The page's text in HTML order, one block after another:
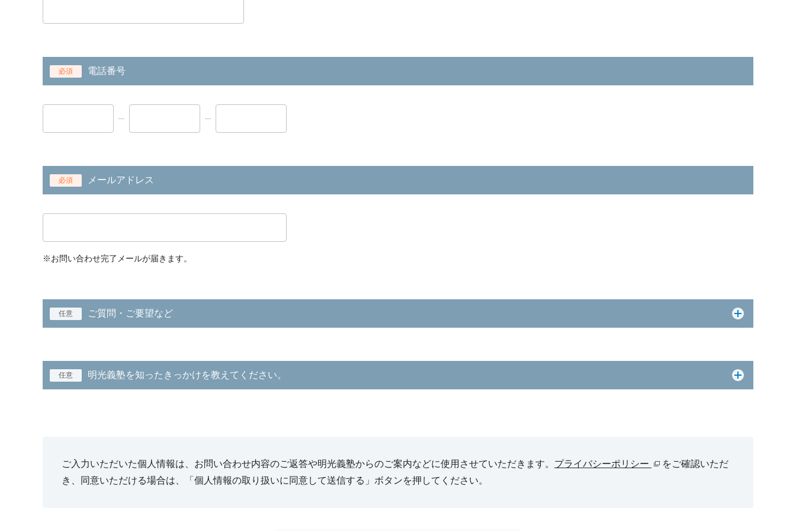
必須 電話番号
必須 メールアドレス
※お問い合わせ完了メールが届きます。
任意 ご質問・ご要望など
任意 明光義塾を知ったきっかけを教えてください。
ご入力いただいた個人情報は、お問い合わせ内容のご返答や明光義塾からのご案内などに使用させていただきます。 プライバシーポリシー
をご確認いただ
き、同意いただける場合は、「個人情報の取り扱いに同意して送信する」ボタンを押してください。